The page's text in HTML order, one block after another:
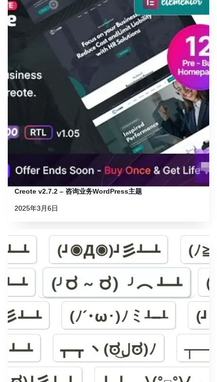
Creote v2.7.2 – 咨询业务WordPress主题
2025年3月6日